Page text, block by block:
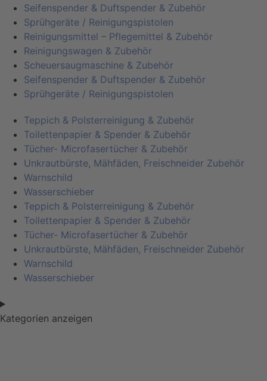
Seifenspender & Duftspender & Zubehör
Sprühgeräte / Reinigungspistolen
Reinigungsmittel – Pflegemittel & Zubehör
Reinigungswagen & Zubehör
Scheuersaugmaschine & Zubehör
Seifenspender & Duftspender & Zubehör
Sprühgeräte / Reinigungspistolen
Teppich & Polsterreinigung & Zubehör
Toilettenpapier & Spender & Zubehör
Tücher- Microfasertücher & Zubehör
Unkrautbürste, Mähfäden, Freischneider Zubehör
Warnschild
Wasserschieber
Teppich & Polsterreinigung & Zubehör
Toilettenpapier & Spender & Zubehör
Tücher- Microfasertücher & Zubehör
Unkrautbürste, Mähfäden, Freischneider Zubehör
Warnschild
Wasserschieber
Kategorien anzeigen